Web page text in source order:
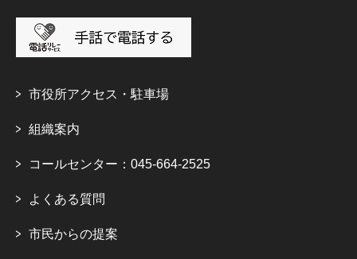
市役所アクセス・駐車場
組織案内
コールセンター：045-664-2525
よくある質問
市民からの提案